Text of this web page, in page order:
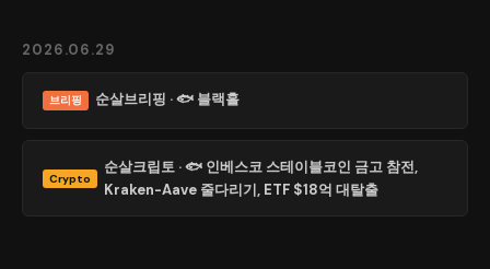
2026.06.29
브리핑 순살브리핑 · 🐟 블랙홀
Crypto
순살크립토 · 🐟 인베스코 스테이블코인 금고 참전,
Kraken-Aave 줄다리기, ETF $18억 대탈출